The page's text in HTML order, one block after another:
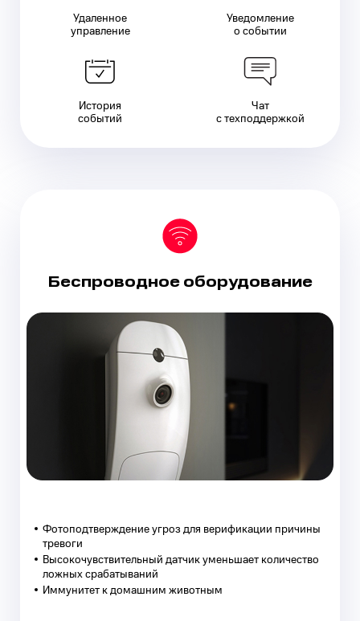
Удаленное
управление
Уведомление
о событии
История
событий
Чат
с техподдержкой
Беспроводное оборудование
Фотоподтверждение угроз для верификации причины
тревоги
Высокочувствительный датчик уменьшает количество
ложных срабатываний
Иммунитет к домашним животным